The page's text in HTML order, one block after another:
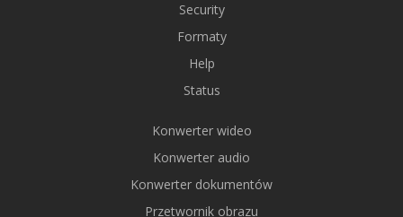
Security
Formaty
Help
Status
Konwerter wideo
Konwerter audio
Konwerter dokumentów
Przetwornik obrazu